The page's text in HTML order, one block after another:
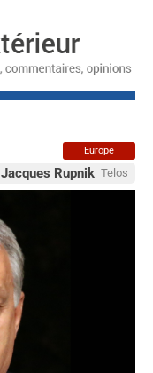
Europe
Jacques Rupnik Telos